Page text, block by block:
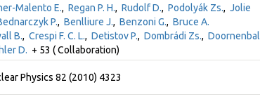
Malento E., Regan P. H., Rudolf D., Podolyák Zs., Jolie
P., Benlliure J., Benzoni G., Bruce A.
B., Crespi F. C. L., Detistov P., Dombrádi Zs., Doornenbal
D. + 53 ( Collaboration)
Physics 82 (2010) 4323